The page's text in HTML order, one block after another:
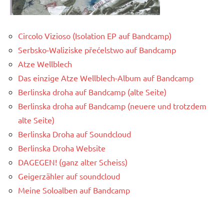
Circolo Vizioso (Isolation EP auf Bandcamp)
Serbsko-Waliziske přećelstwo auf Bandcamp
Atze Wellblech
Das einzige Atze Wellblech-Album auf Bandcamp
Berlinska droha auf Bandcamp (alte Seite)
Berlinska droha auf Bandcamp (neuere und trotzdem
alte Seite)
Berlinska Droha auf Soundcloud
Berlinska Droha Website
DAGEGEN! (ganz alter Scheiss)
Geigerzähler auf soundcloud
Meine Soloalben auf Bandcamp